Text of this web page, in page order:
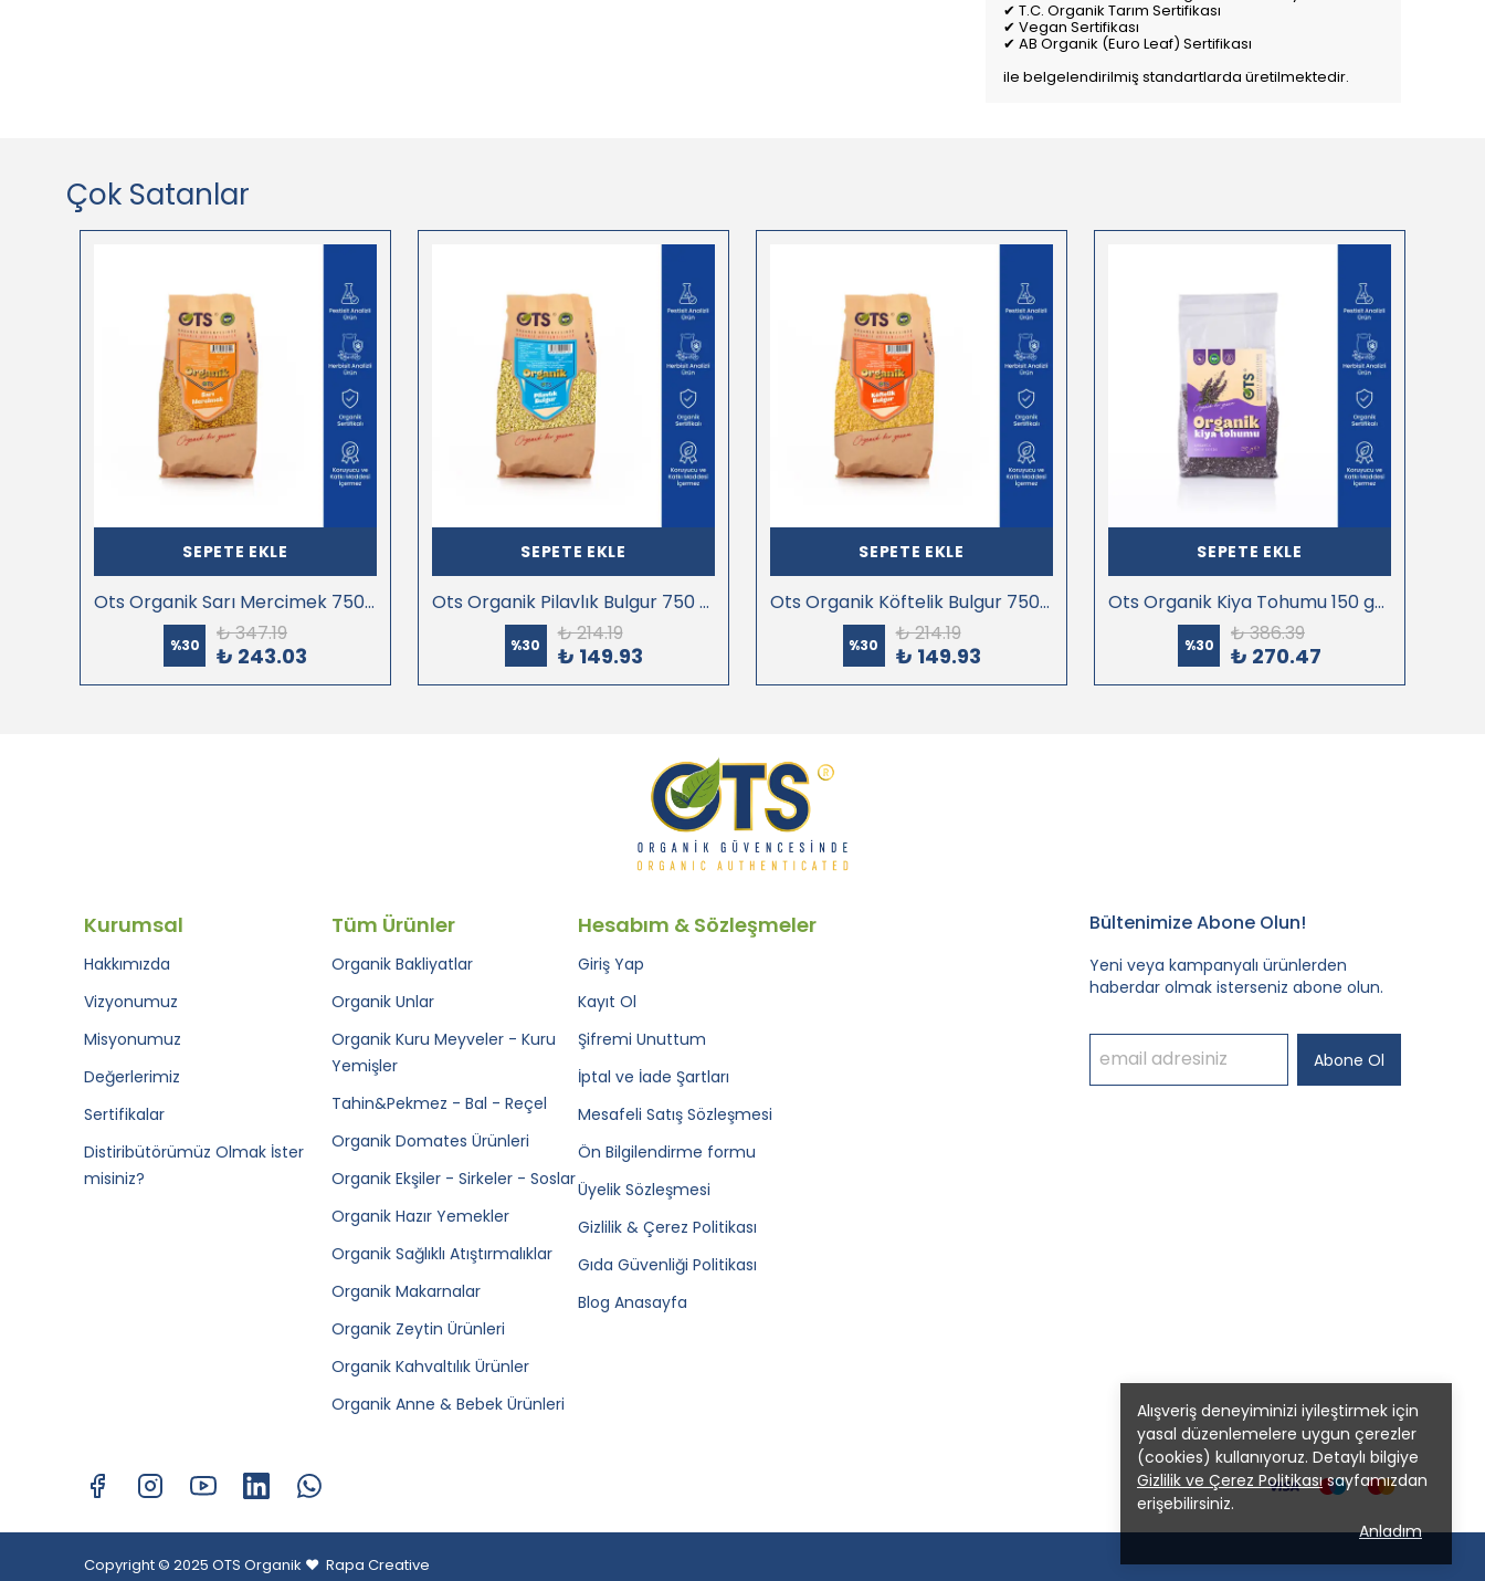
Alışveriş deneyiminizi iyileştirmek için
yasal düzenlemelere uygun çerezler
(cookies) kullanıyoruz. Detaylı bilgiye
Gizlilik ve Çerez Politikası sayfamızdan
erişebilirsiniz.
Anladım
✔ T.C. Organik Tarım Sertifikası
✔ Vegan Sertifikası
✔ AB Organik (Euro Leaf) Sertifikası
ile belgelendirilmiş standartlarda üretilmektedir.
Çok Satanlar
SEPETE EKLE
Ots Organik Sarı Mercimek 750 gr (Organik Sertifikalı, Pestisit Analizli)
%30 ₺ 347.19
₺ 243.03
SEPETE EKLE
Ots Organik Pilavlık Bulgur 750 gr (Organik Sertifikalı, Pestisit Analizli)
%30 ₺ 214.19
₺ 149.93
SEPETE EKLE
Ots Organik Köftelik Bulgur 750 gr (Organik Sertifikalı, Pestisit Analizli)
%30 ₺ 214.19
₺ 149.93
SEPETE EKLE
Ots Organik Kiya Tohumu 150 gr (Organik Sertifikalı, Pestisit Analizli)
%30 ₺ 386.39
₺ 270.47
Kurumsal
Hakkımızda
Vizyonumuz
Misyonumuz
Değerlerimiz
Sertifikalar
Distiribütörümüz Olmak İster
misiniz?
Tüm Ürünler
Organik Bakliyatlar
Organik Unlar
Organik Kuru Meyveler - Kuru
Yemişler
Tahin&Pekmez - Bal - Reçel
Organik Domates Ürünleri
Organik Ekşiler - Sirkeler - Soslar
Organik Hazır Yemekler
Organik Sağlıklı Atıştırmalıklar
Organik Makarnalar
Organik Zeytin Ürünleri
Organik Kahvaltılık Ürünler
Organik Anne & Bebek Ürünleri
Hesabım & Sözleşmeler
Giriş Yap
Kayıt Ol
Şifremi Unuttum
İptal ve İade Şartları
Mesafeli Satış Sözleşmesi
Ön Bilgilendirme formu
Üyelik Sözleşmesi
Gizlilik & Çerez Politikası
Gıda Güvenliği Politikası
Blog Anasayfa
Bültenimize Abone Olun!
Yeni veya kampanyalı ürünlerden
haberdar olmak isterseniz abone olun.
Abone Ol
Copyright © 2025 OTS Organik ❤️ Rapa Creative